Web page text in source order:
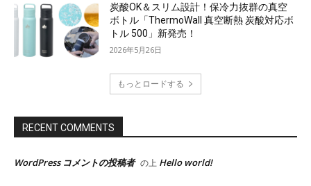
炭酸OK＆スリム設計！保冷力抜群の真空
ボトル「ThermoWall 真空断熱 炭酸対応ボ
トル 500」新発売！
2026年5月26日
もっとロードする
RECENT COMMENTS
WordPress コメントの投稿者 の上 Hello world!